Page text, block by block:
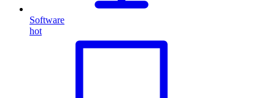
Software
hot